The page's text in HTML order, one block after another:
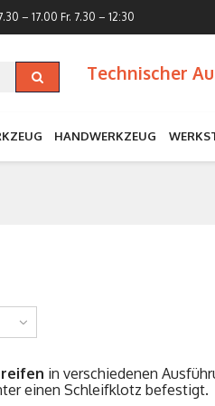
– 17.00 Fr. 7.30 – 12:30
Technischer
HANDWERKZEUG
in verschiedenen
einen Schleifklotz befestigt.